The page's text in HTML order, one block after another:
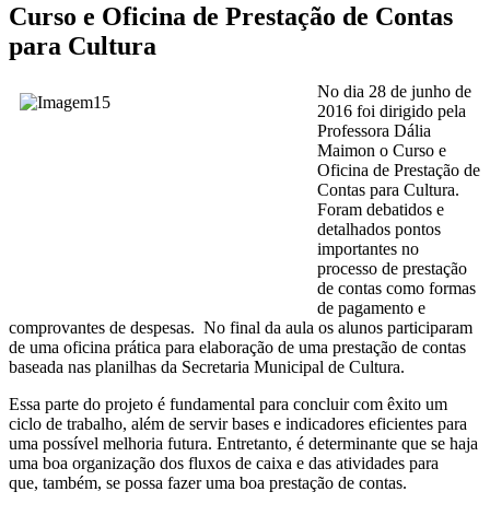
Curso e Oficina de Prestação de Contas
para Cultura
No dia 28 de junho de
2016 foi dirigido pela
Professora Dália
Maimon o Curso e
Oficina de Prestação de
Contas para Cultura.
Foram debatidos e
detalhados pontos
importantes no
processo de prestação
de contas como formas
de pagamento e
comprovantes de despesas. No final da aula os alunos participaram
de uma oficina prática para elaboração de uma prestação de contas
baseada nas planilhas da Secretaria Municipal de Cultura.
Essa parte do projeto é fundamental para concluir com êxito um
ciclo de trabalho, além de servir bases e indicadores eficientes para
uma possível melhoria futura. Entretanto, é determinante que se haja
uma boa organização dos fluxos de caixa e das atividades para
que, também, se possa fazer uma boa prestação de contas.